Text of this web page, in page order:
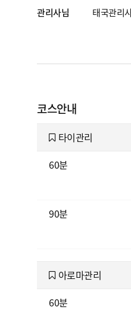
관리사님
태국관리
코스안내
타이관리
60분
90분
아로마관리
60분